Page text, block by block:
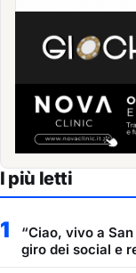
I più letti
1
“Ciao, vivo a
giro dei social e